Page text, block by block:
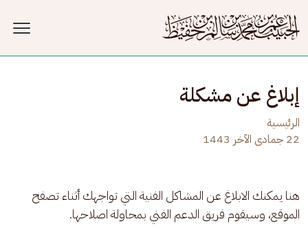
إبلاغ عن مشكلة
الرئيسية
22 جمادى الآخر 1443
هنا يمكنك الابلاغ عن المشاكل الفنية التي تواجهك أثناء تصفح
الموقع، وسيقوم فريق الدعم الفني بمحاولة اصلاحها.